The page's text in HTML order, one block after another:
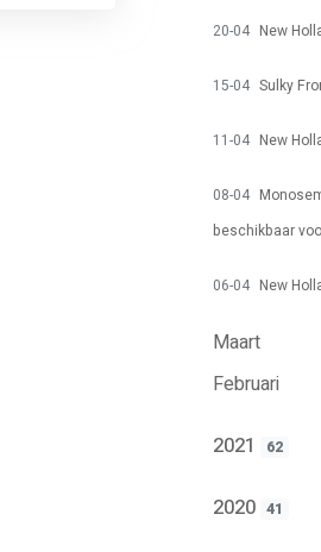
20-04 New
15-04 Sulky
11-04 New
08-04
beschikbaar
06-04 New
Maart
Februari
2021 62
2020 41